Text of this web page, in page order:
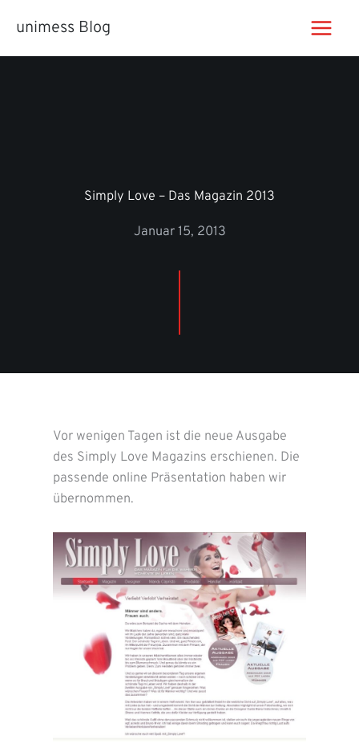
Inhaltunimess Blog
Simply Love – Das Magazin 2013
Januar 15, 2013
Vor wenigen Tagen ist die neue Ausgabe
des Simply Love Magazins erschienen. Die
passende online Präsentation haben wir
übernommen.